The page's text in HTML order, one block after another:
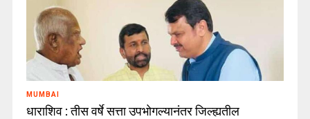
MUMBAI
धाराशिव : तीस वर्षे सत्ता उपभोगल्यानंतर जिल्ह्यतील